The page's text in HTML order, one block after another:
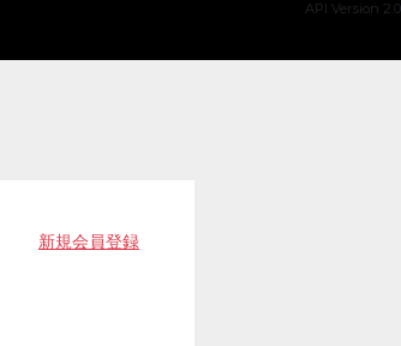
API Version 2.0
新規会員登録